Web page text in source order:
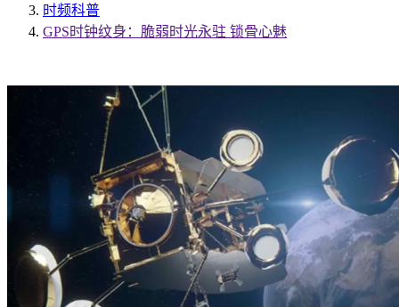
时频科普
GPS时钟纹身：脆弱时光永驻 锁骨心魅